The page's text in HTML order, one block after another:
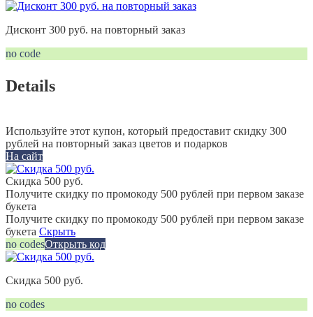
Дисконт 300 руб. на повторный заказ
no code
Details
Используйте этот купон, который предоставит скидку 300
рублей на повторный заказ цветов и подарков
На сайт
Скидка 500 руб.
Получите скидку по промокоду 500 рублей при первом заказе
букета
Получите скидку по промокоду 500 рублей при первом заказе
букета Скрыть
no codesОткрыть код
Скидка 500 руб.
no codes